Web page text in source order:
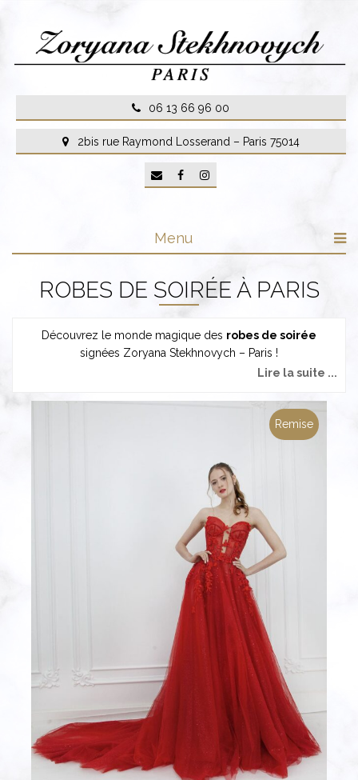
content
06 13 66 96 00
2bis rue Raymond Losserand – Paris 75014
Menu
ROBES DE SOIRÉE À PARIS
Découvrez le monde magique des robes de soirée
signées Zoryana Stekhnovych – Paris !
Lire la suite ...
Remise